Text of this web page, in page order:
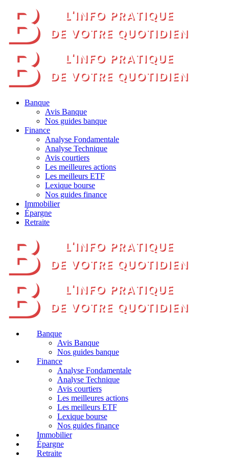
Banque
Avis Banque
Nos guides banque
Finance
Analyse Fondamentale
Analyse Technique
Avis courtiers
Les meilleures actions
Les meilleurs ETF
Lexique bourse
Nos guides finance
Immobilier
Épargne
Retraite
Banque
Avis Banque
Nos guides banque
Finance
Analyse Fondamentale
Analyse Technique
Avis courtiers
Les meilleures actions
Les meilleurs ETF
Lexique bourse
Nos guides finance
Immobilier
Épargne
Retraite